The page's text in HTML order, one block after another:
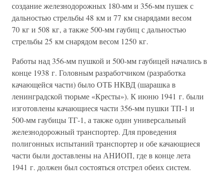
создание железнодорожных 180-мм и 356-мм пушек с
дальностью стрельбы 48 км и 77 км снарядами весом
70 кг и 508 кг, а также 500-мм гаубиц с дальностью
стрельбы 25 км снарядом весом 1250 кг.
Работы над 356-мм пушкой и 500-мм гаубицей начались в
конце 1938 г. Головным разработчиком (разработка
качающейся части) было ОТБ НКВД (шарашка в
ленинградской тюрьме «Кресты»). К июню 1941 г. были
изготовлены качающиеся части 356-мм пушки ТП-1 и
500-мм гаубицы ТГ-1, а также один универсальный
железнодорожный транспортер. Для проведения
полигонных испытаний транспортер и обе качающиеся
части были доставлены на АНИОП, где в конце лета
1941 г. должен был состояться отстрел обеих систем.